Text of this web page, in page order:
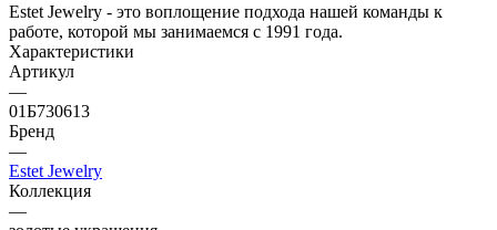
Estet Jewelry - это воплощение подхода нашей команды к
работе, которой мы занимаемся с 1991 года.
Характеристики
Артикул
—
01Б730613
Бренд
—
Estet Jewelry
Коллекция
—